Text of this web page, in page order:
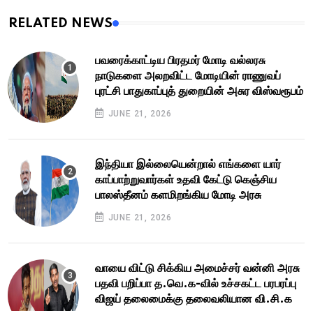
RELATED NEWS
பவரைக்காட்டிய பிரதமர் மோடி வல்லரசு
நாடுகளை அலறவிட்ட மோடியின் ராணுவப்
புரட்சி பாதுகாப்புத் துறையின் அசுர விஸ்வரூபம்
JUNE 21, 2026
இந்தியா இல்லையென்றால் எங்களை யார்
காப்பாற்றுவார்கள் உதவி கேட்டு கெஞ்சிய
பாலஸ்தீனம் களமிறங்கிய மோடி அரசு
JUNE 21, 2026
வாயை விட்டு சிக்கிய அமைச்சர் வன்னி அரசு
பதவி பறிப்பா த.வெ.க-வில் உச்சகட்ட பரபரப்பு
விஜய் தலைமைக்கு தலைவலியான வி.சி.க